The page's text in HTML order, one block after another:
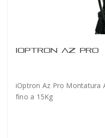
IOPTRON AZ PRO
iOptron Az Pro Montatura
fino a 15Kg